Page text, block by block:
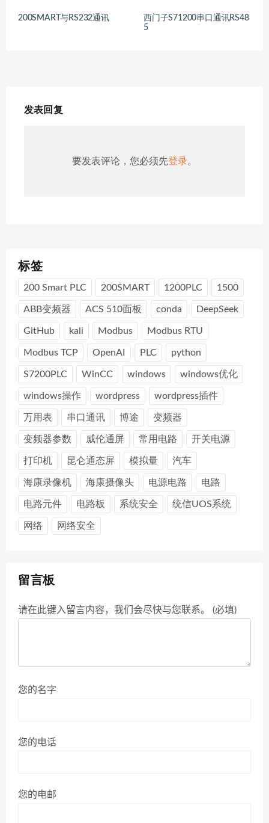
200SMART与RS232通讯
西门子S71200串口通讯RS48
5
发表回复
要发表评论，您必须先登录。
标签
200 Smart PLC 200SMART 1200PLC 1500
ABB变频器 ACS 510面板 conda DeepSeek
GitHub kali Modbus Modbus RTU
Modbus TCP OpenAI PLC python
S7200PLC WinCC windows windows优化
windows操作 wordpress wordpress插件
万用表 串口通讯 博途 变频器
变频器参数 威伦通屏 常用电路 开关电源
打印机 昆仑通态屏 模拟量 汽车
海康录像机 海康摄像头 电源电路 电路
电路元件 电路板 系统安全 统信UOS系统
网络 网络安全
留言板
请在此键入留言内容，我们会尽快与您联系。 (必填)
您的名字
您的电话
您的电邮